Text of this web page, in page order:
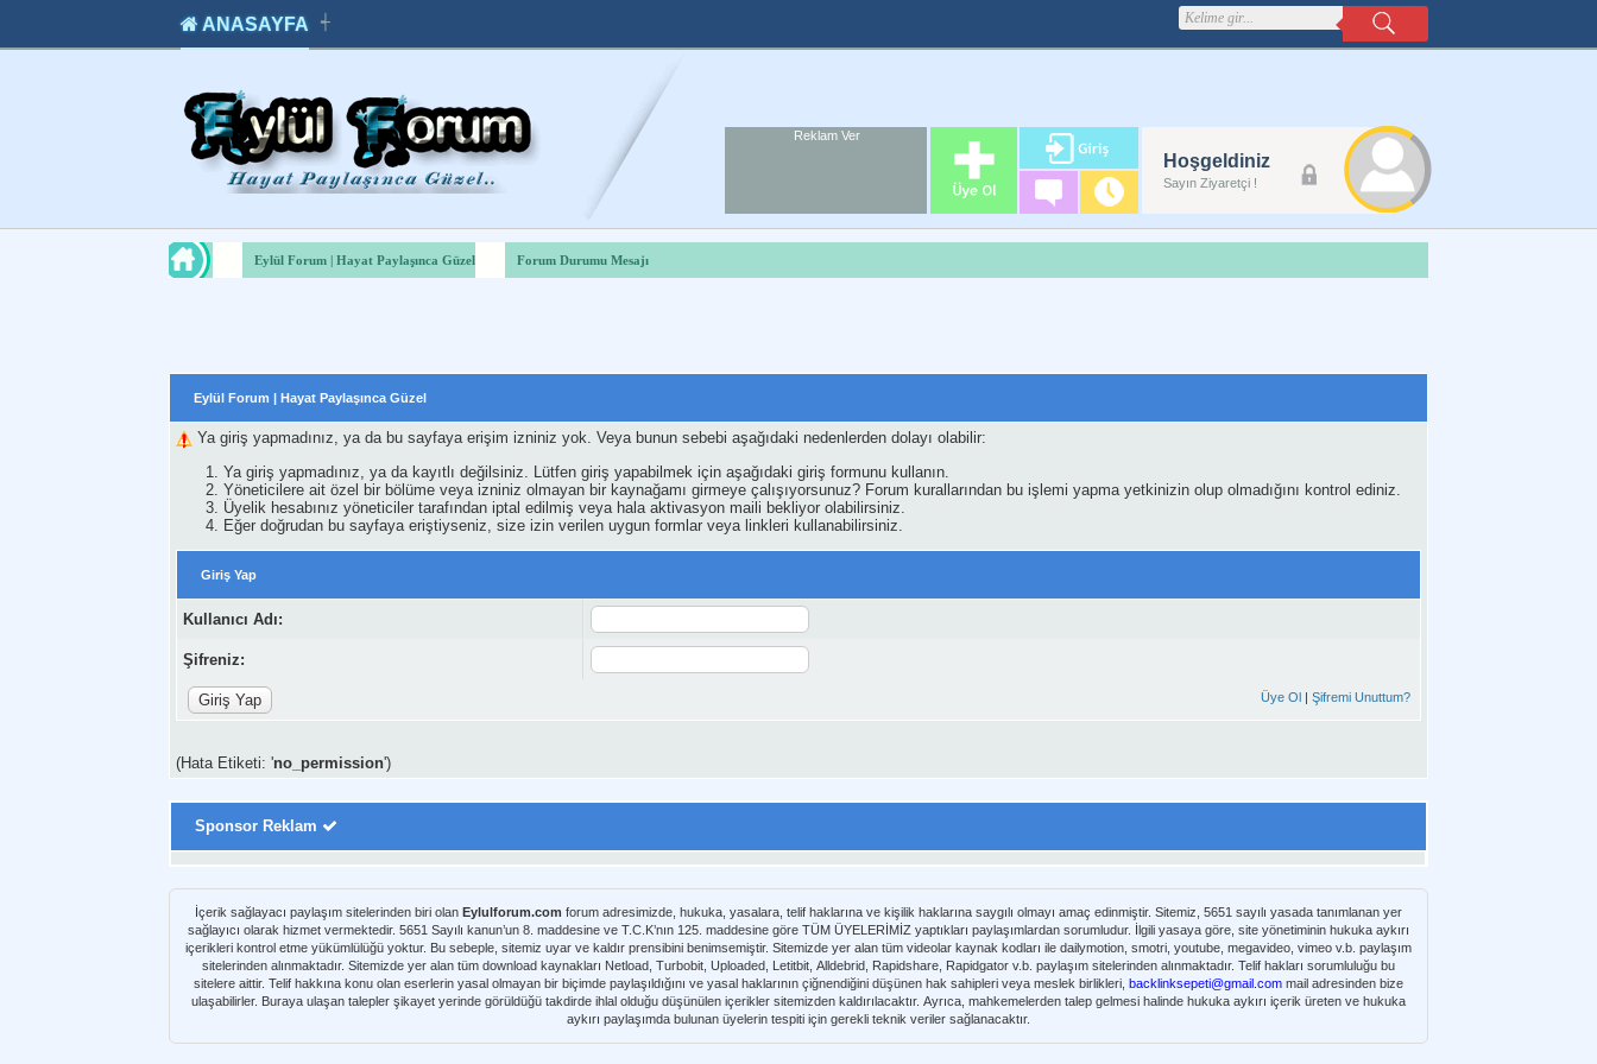
satın
takipçi
ANASAYFA ┽
Hoşgeldiniz
Sayın Ziyaretçi !
Reklam Ver
Forum
Reklam Alanı
Eylül Forum | Hayat Paylaşınca Güzel Forum Durumu Mesajı
Eylül Forum | Hayat Paylaşınca Güzel
Ya giriş yapmadınız, ya da bu sayfaya erişim izniniz yok. Veya bunun sebebi aşağıdaki nedenlerden dolayı olabilir:
Ya giriş yapmadınız, ya da kayıtlı değilsiniz. Lütfen giriş yapabilmek için aşağıdaki giriş formunu kullanın.
Yöneticilere ait özel bir bölüme veya izniniz olmayan bir kaynağamı girmeye çalışıyorsunuz? Forum kurallarından bu işlemi yapma yetkinizin olup olmadığını kontrol ediniz.
Üyelik hesabınız yöneticiler tarafından iptal edilmiş veya hala aktivasyon maili bekliyor olabilirsiniz.
Eğer doğrudan bu sayfaya eriştiyseniz, size izin verilen uygun formlar veya linkleri kullanabilirsiniz.
Giriş Yap
Kullanıcı Adı:
Şifreniz:
Üye Ol | Şifremi Unuttum?
(Hata Etiketi: 'no_permission')
Sponsor Reklam
İçerik sağlayacı paylaşım sitelerinden biri olan Eylulforum.com forum adresimizde, hukuka, yasalara, telif haklarına ve kişilik haklarına saygılı olmayı amaç edinmiştir. Sitemiz, 5651 sayılı yasada tanımlanan yer
sağlayıcı olarak hizmet vermektedir. 5651 Sayılı kanun’un 8. maddesine ve T.C.K’nın 125. maddesine göre TÜM ÜYELERİMİZ yaptıkları paylaşımlardan sorumludur. İlgili yasaya göre, site yönetiminin hukuka aykırı
içerikleri kontrol etme yükümlülüğü yoktur. Bu sebeple, sitemiz uyar ve kaldır prensibini benimsemiştir. Sitemizde yer alan tüm videolar kaynak kodları ile dailymotion, smotri, youtube, megavideo, vimeo v.b. paylaşım
sitelerinden alınmaktadır. Sitemizde yer alan tüm download kaynakları Netload, Turbobit, Uploaded, Letitbit, Alldebrid, Rapidshare, Rapidgator v.b. paylaşım sitelerinden alınmaktadır. Telif hakları sorumluluğu bu
sitelere aittir. Telif hakkına konu olan eserlerin yasal olmayan bir biçimde paylaşıldığını ve yasal haklarının çiğnendiğini düşünen hak sahipleri veya meslek birlikleri, backlinksepeti@gmail.com mail adresinden bize
ulaşabilirler. Buraya ulaşan talepler şikayet yerinde görüldüğü takdirde ihlal olduğu düşünülen içerikler sitemizden kaldırılacaktır. Ayrıca, mahkemelerden talep gelmesi halinde hukuka aykırı içerik üreten ve hukuka
aykırı paylaşımda bulunan üyelerin tespiti için gerekli teknik veriler sağlanacaktır.